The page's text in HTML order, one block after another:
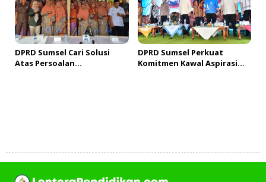
DPRD Sumsel Cari Solusi
Atas Persoalan
DPRD Sumsel Perkuat
Komitmen Kawal Aspirasi